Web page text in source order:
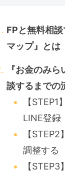
FPと無料相
マップ』とは
『お金のみ
談するまでの
【
LINE登録
【
調整する
【